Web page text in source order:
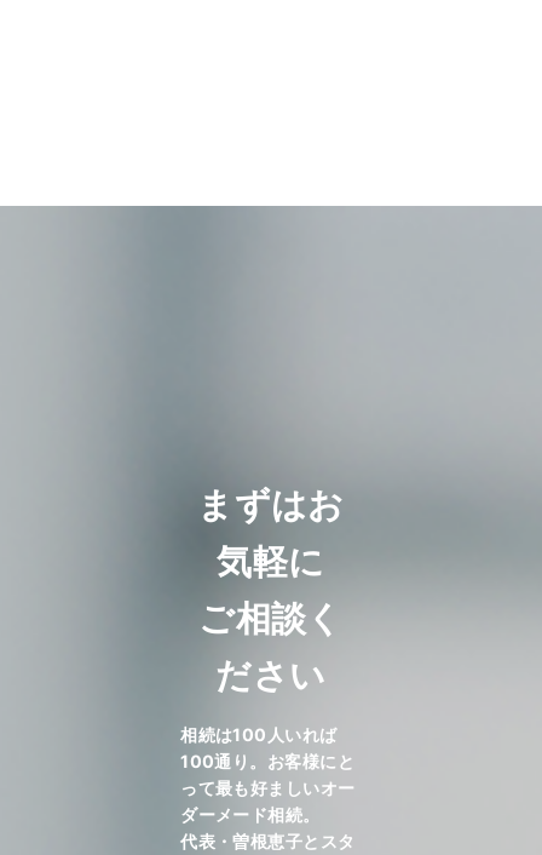
まずはお
気軽に
ご相談く
ださい
相続は100人いれば
100通り。お客様にと
って最も好ましいオー
ダーメード相続。
代表・曽根恵子とスタ